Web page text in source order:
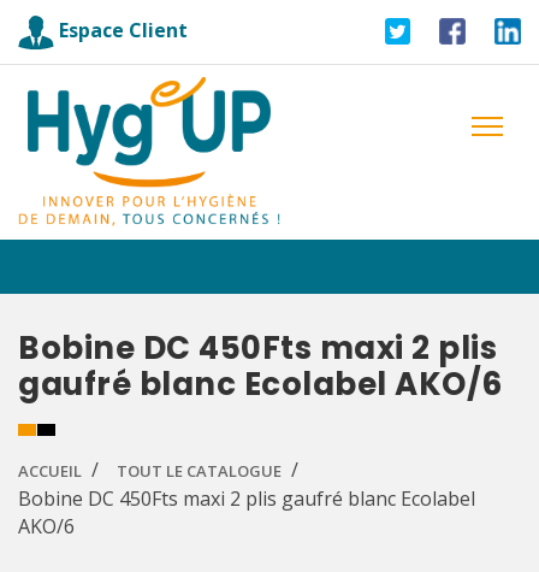
Espace Client
Bobine DC 450Fts maxi 2 plis
gaufré blanc Ecolabel AKO/6
ACCUEIL TOUT LE CATALOGUE
Bobine DC 450Fts maxi 2 plis gaufré blanc Ecolabel
AKO/6